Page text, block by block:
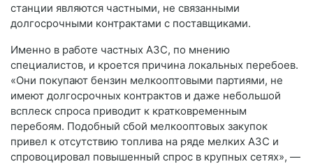
станции являются частными, не связанными
долгосрочными контрактами с поставщиками.
Именно в работе частных АЗС, по мнению
специалистов, и кроется причина локальных перебоев.
«Они покупают бензин мелкооптовыми партиями, не
имеют долгосрочных контрактов и даже небольшой
всплеск спроса приводит к кратковременным
перебоям. Подобный сбой мелкооптовых закупок
привел к отсутствию топлива на ряде мелких АЗС и
спровоцировал повышенный спрос в крупных сетях», —